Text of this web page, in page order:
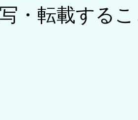
・転載する